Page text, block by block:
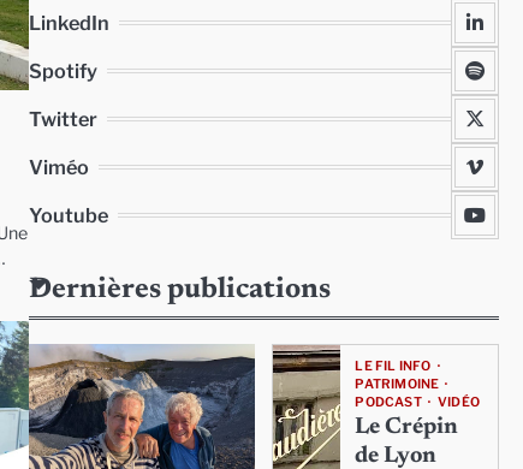
LinkedIn
Spotify
Twitter
Viméo
Youtube
Dernières publications
LE FIL INFO
PATRIMOINE
PODCAST
VIDÉO
Le Crépin
de Lyon